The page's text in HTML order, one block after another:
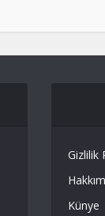
Gizlilik
Künye